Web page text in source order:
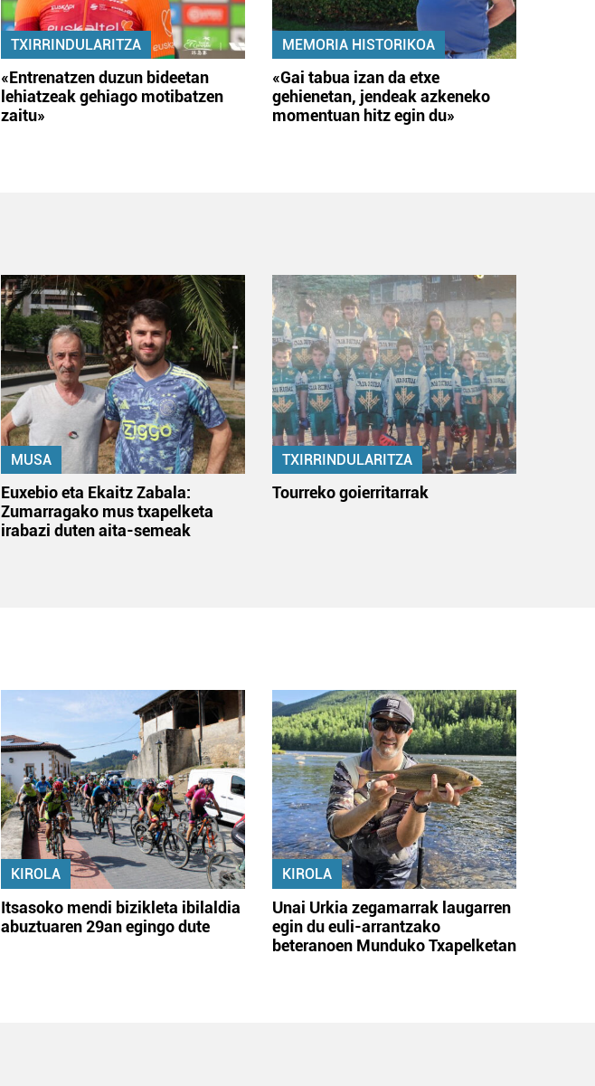
TXIRRINDULARITZA
«Entrenatzen duzun bideetan
lehiatzeak gehiago motibatzen
zaitu»
MEMORIA HISTORIKOA
«Gai tabua izan da etxe
gehienetan, jendeak azkeneko
momentuan hitz egin du»
MUSA
Euxebio eta Ekaitz Zabala:
Zumarragako mus txapelketa
irabazi duten aita-semeak
TXIRRINDULARITZA
Tourreko goierritarrak
KIROLA
Itsasoko mendi bizikleta ibilaldia
abuztuaren 29an egingo dute
KIROLA
Unai Urkia zegamarrak laugarren
egin du euli-arrantzako
beteranoen Munduko Txapelketan